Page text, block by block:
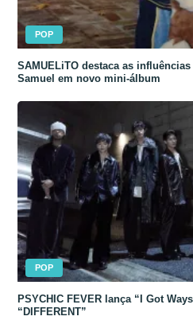
POP
SAMUELiTO destaca as
Samuel em novo mini-álbum
POP
PSYCHIC FEVER lança “I Got
“DIFFERENT”